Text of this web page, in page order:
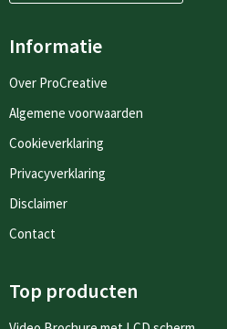
Informatie
Over ProCreative
Algemene voorwaarden
Cookieverklaring
Privacyverklaring
Disclaimer
Contact
Top producten